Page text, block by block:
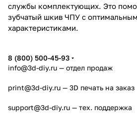
службы комплектующих. Это
зубчатый шкив ЧПУ с
характеристиками.
8 (800) 500-45-93
info@3d-diy.ru — отдел продаж
print@3d-diy.ru — 3D печать на заказ
support@3d-diy.ru — тех. поддержка